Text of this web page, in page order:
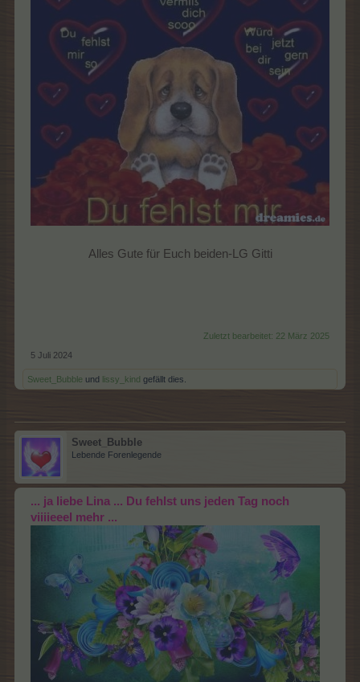
Alles Gute für Euch beiden-LG Gitti
Zuletzt bearbeitet: 22 März 2025
5 Juli 2024
Sweet_Bubble und lissy_kind gefällt dies.
Sweet_Bubble
Lebende Forenlegende
... ja liebe Lina ... Du fehlst uns jeden Tag noch
viiiieeel mehr ...